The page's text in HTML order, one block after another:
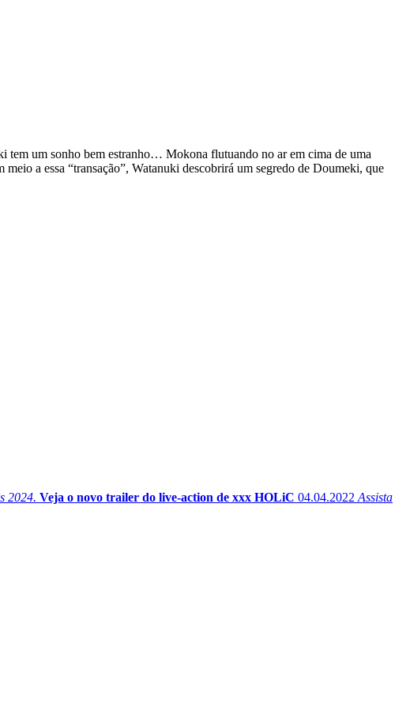
tem um sonho bem estranho… Mokona flutuando no ar em cima de uma
a essa “transação”, Watanuki descobrirá um segredo de Doumeki, que
2024. Veja o novo trailer do live-action de xxx HOLiC 04.04.2022 Assista